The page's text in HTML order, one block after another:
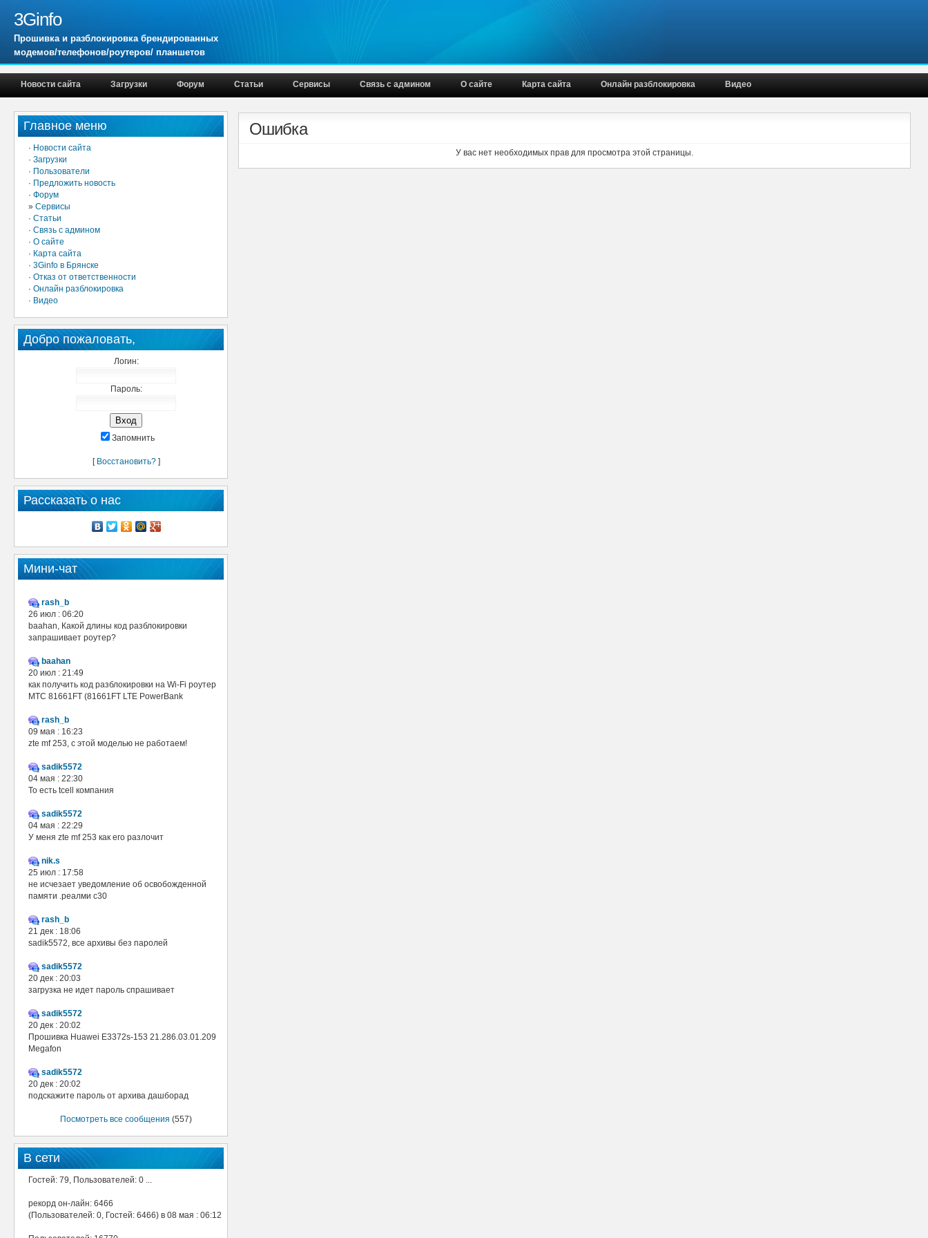
3Ginfo
Прошивка и разблокировка брендированных
модемов/телефонов/роутеров/ планшетов
Новости сайта Загрузки Форум Статьи Сервисы Связь с админом О сайте Карта сайта Онлайн разблокировка Видео
Главное меню
· Новости сайта
· Загрузки
· Пользователи
· Предложить новость
· Форум
» Сервисы
· Статьи
· Связь с админом
· О сайте
· Карта сайта
· 3Ginfo в Брянске
· Отказ от ответственности
· Онлайн разблокировка
· Видео
Добро пожаловать,
Логин:
Пароль:
Запомнить
[ Восстановить?]
Рассказать о нас
Мини-чат
rash_b
26 июл : 06:20
baahan, Какой длины код разблокировки
запрашивает роутер?
baahan
20 июл : 21:49
как получить код разблокировки на Wi-Fi роутер
МТС 81661FT (81661FT LTE PowerBank
rash_b
09 мая : 16:23
zte mf 253, с этой моделью не работаем!
sadik5572
04 мая : 22:30
То есть tcell компания
sadik5572
04 мая : 22:29
У меня zte mf 253 как его разлочит
nik.s
25 июл : 17:58
не исчезает уведомление об освобожденной
памяти .реалми с30
rash_b
21 дек : 18:06
sadik5572, все архивы без паролей
sadik5572
20 дек : 20:03
загрузка не идет пароль спрашивает
sadik5572
20 дек : 20:02
Прошивка Huawei E3372s-153 21.286.03.01.209
Megafon
sadik5572
20 дек : 20:02
подскажите пароль от архива дашборад
Посмотреть все сообщения (557)
В сети
Гостей: 79, Пользователей: 0 ...
рекорд он-лайн: 6466
(Пользователей: 0, Гостей: 6466) в 08 мая : 06:12
Ошибка
У вас нет необходимых прав для просмотра этой страницы.